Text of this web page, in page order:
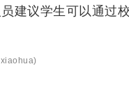
建议学生可以通过